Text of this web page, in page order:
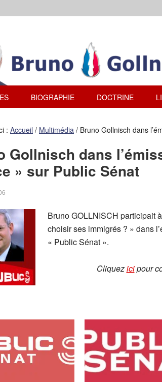
BIOGRAPHIE DOCTRINE
: Accueil / Multimédia / Bruno Gollnisch dans
Gollnisch dans
» sur Public Sénat
Bruno GOLLNISCH participait
choisir ses immigrés ? » dans
« Public Sénat ».
Cliquezicipour